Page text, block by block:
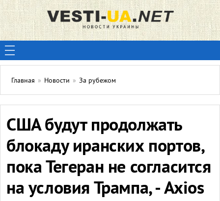
Главная » Новости » За рубежом
США будут продолжать
блокаду иранских портов,
пока Тегеран не согласится
на условия Трампа, - Axios